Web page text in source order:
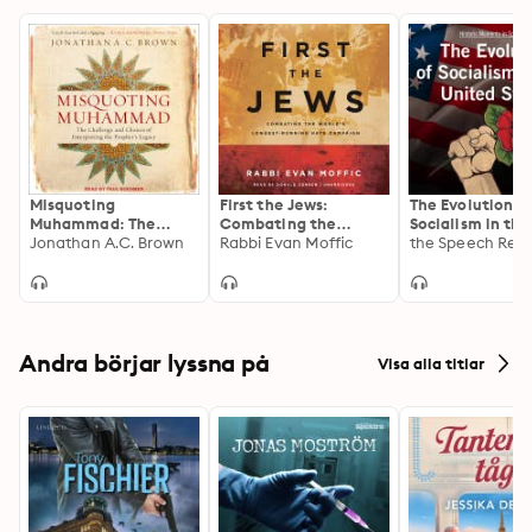
Misquoting
Muhammad: The
Challenge and
Interpreting the
Jonathan A.C. Brown
First the Jews:
Combating the
World’s Longest-
Campaign
Rabbi Evan Moffic
The Evolution
Socialism in the
United States
Andra börjar lyssna på Visa alla titlar